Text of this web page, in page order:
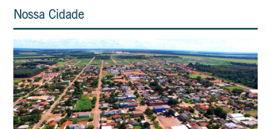
Nossa Cidade